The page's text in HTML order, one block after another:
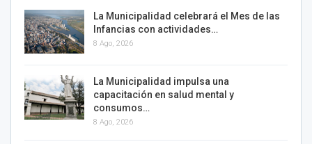
La Municipalidad celebrará el Mes de las
Infancias con actividades…
8 Ago, 2026
La Municipalidad impulsa una
capacitación en salud mental y
consumos…
8 Ago, 2026